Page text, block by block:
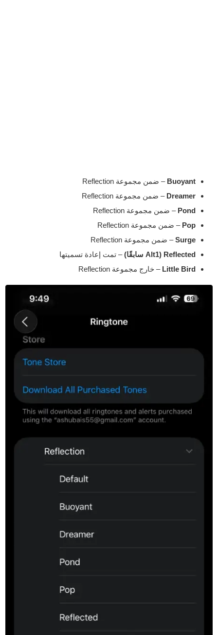
Buoyant – ضمن مجموعة Reflection
Dreamer – ضمن مجموعة Reflection
Pond – ضمن مجموعة Reflection
Pop – ضمن مجموعة Reflection
Surge– ضمن مجموعة Reflection
Reflected (Alt1 سابقًا)
– تمت إعادة تسميتها
Little Bird – خارج مجموعة Reflection